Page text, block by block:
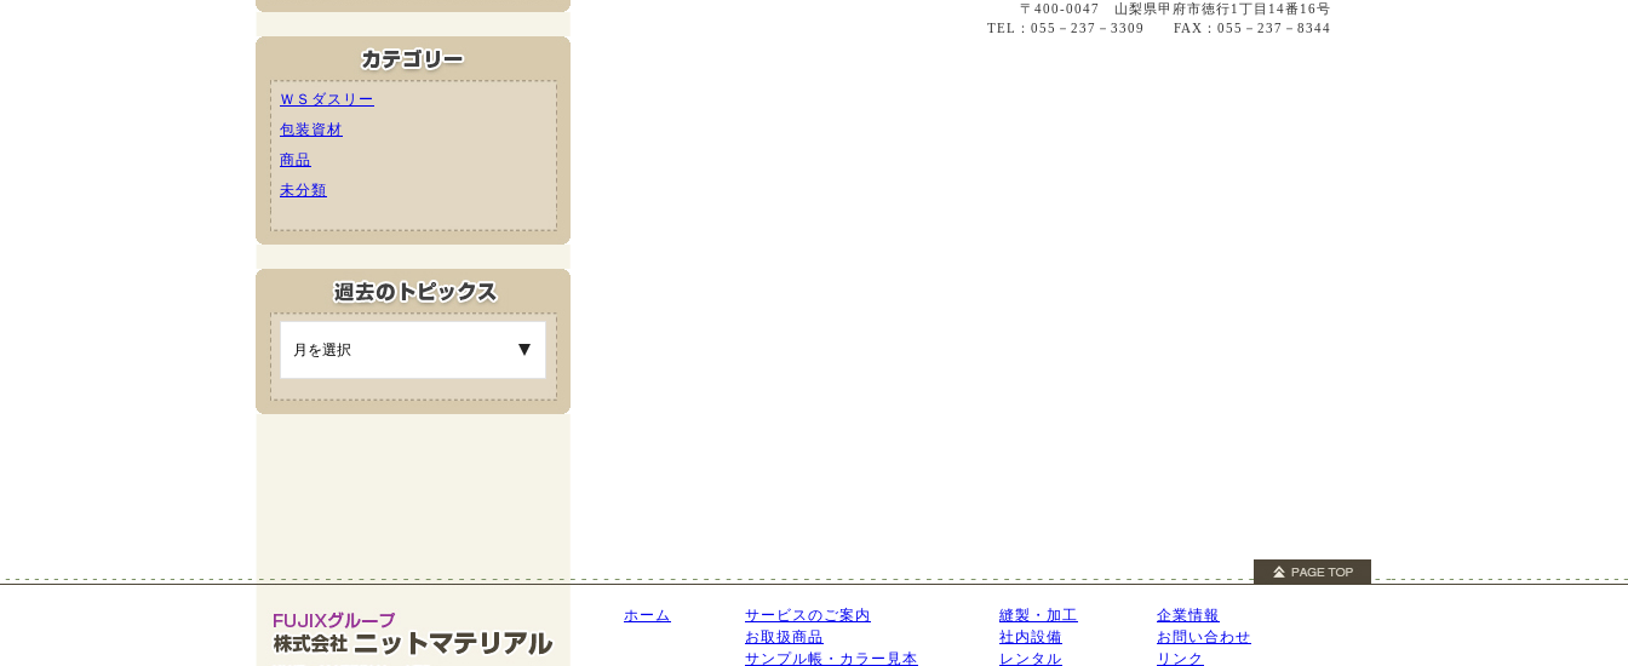
ＷＳダスリー
包装資材
商品
未分類
〒400-0047 山梨県甲府市徳行1丁目14番16号
TEL：055－237－3309 FAX：055－237－8344
ホーム
サービスのご案内
お取扱商品
サンプル帳・カラー見本
縫製・加工
社内設備
レンタル
企業情報
お問い合わせ
リンク